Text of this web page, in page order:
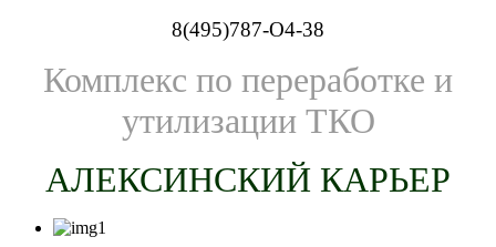
8(495)787-O4-38
Комплекс по переработке и
утилизации ТКО
АЛЕКСИНСКИЙ КАРЬЕР